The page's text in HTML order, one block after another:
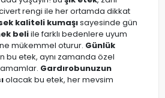
rengi ile her ortamda dikkat
kaliteli kumaşısayesinde gün
beliile farklı bedenlere uyum
mükemmel oturur. Günlük
bu etek, aynı zamanda özel
tamamlar. Gardırobunuzun
olacak bu etek, her mevsim